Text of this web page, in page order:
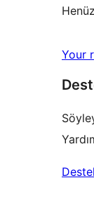
Your